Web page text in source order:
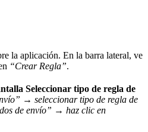
la aplicación. En la barra lateral, ve
“Crear Regla”.
Seleccionar tipo de regla de
→ seleccionar tipo de regla de
de envío” → haz clic en